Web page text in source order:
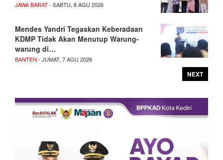
JAWA BARAT- SABTU, 8 AGU 2026
Mendes Yandri Tegaskan Keberadaan
KDMP Tidak Akan Menutup Warung-
warung di…
BANTEN - JUMAT, 7 AGU 2026
NEXT